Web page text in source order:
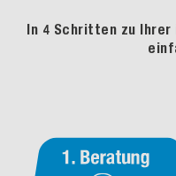
In 4 Schritten zu